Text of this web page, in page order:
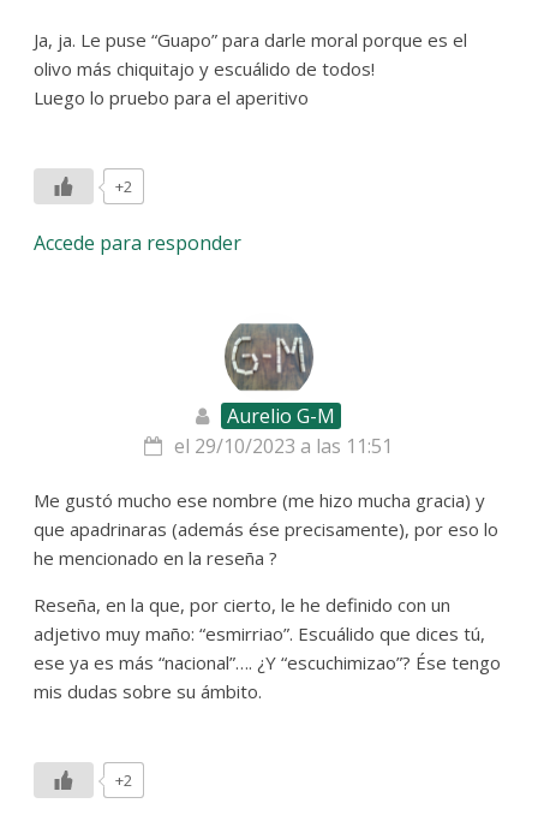
Ja, ja. Le puse “Guapo” para darle moral porque es el
olivo más chiquitajo y escuálido de todos!
Luego lo pruebo para el aperitivo
+2
Accede para responder
Aurelio G-M
el 29/10/2023 a las 11:51
Me gustó mucho ese nombre (me hizo mucha gracia) y
que apadrinaras (además ése precisamente), por eso lo
he mencionado en la reseña ?
Reseña, en la que, por cierto, le he definido con un
adjetivo muy maño: “esmirriao”. Escuálido que dices tú,
ese ya es más “nacional”…. ¿Y “escuchimizao”? Ése tengo
mis dudas sobre su ámbito.
+2